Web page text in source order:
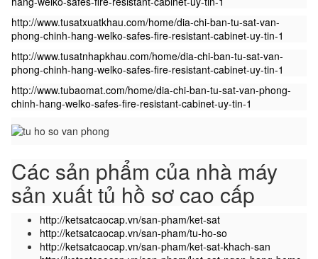
http://www.tusatxuatkhau.com/home/dia-chi-ban-tu-sat-van-
phong-chinh-hang-welko-safes-fire-resistant-cabinet-uy-tin-1
http://www.tusatnhapkhau.com/home/dia-chi-ban-tu-sat-van-
phong-chinh-hang-welko-safes-fire-resistant-cabinet-uy-tin-1
http://www.tubaomat.com/home/dia-chi-ban-tu-sat-van-phong-
chinh-hang-welko-safes-fire-resistant-cabinet-uy-tin-1
Các sản phẩm của nhà máy
sản xuất tủ hồ sơ cao cấp
http://ketsatcaocap.vn/san-pham/ket-sat
http://ketsatcaocap.vn/san-pham/tu-ho-so
http://ketsatcaocap.vn/san-pham/ket-sat-khach-san